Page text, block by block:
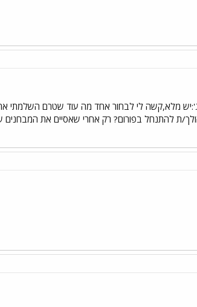
מלא,קשה לי לבחור אחד מה עוד שטרם
ת להתנחל בפורום? רק אחרי שאסיים את המבחנים